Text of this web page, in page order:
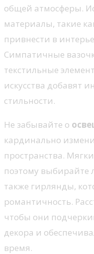
общей атмосферы.
материалы, такие
привнести в
Симпатичные
текстильные
искусства добавят
стильности.
Не забывайте о
кардинально
пространства.
поэтому выбирайте
также гирлянды,
романтичность.
чтобы они
декора и
время.